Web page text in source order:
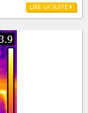
LIRE LA SUITE